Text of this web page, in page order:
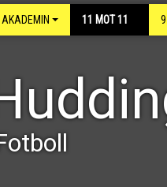
AKADEMIN 11 MOT 11